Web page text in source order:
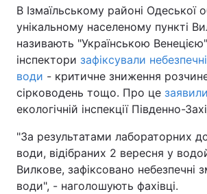
В Ізмаїльському районі Одеської
унікальному населеному пункті
називають "Українською
інспектори зафіксували
води - критичне зниження
сірководень тощо. Про це заявили
екологічній інспекції Південно-
"За результатами лабораторних
води, відібраних 2 вересня у
Вилкове, зафіксовано небезпечні
води", - наголошують фахівці.